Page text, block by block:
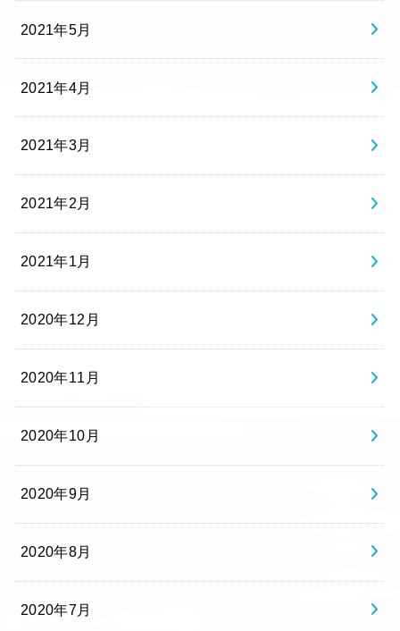
2021年5月
2021年4月
2021年3月
2021年2月
2021年1月
2020年12月
2020年11月
2020年10月
2020年9月
2020年8月
2020年7月